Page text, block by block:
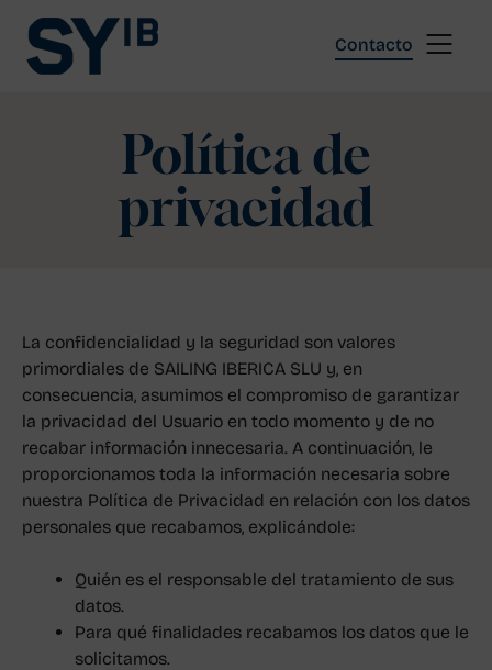
content
Contacto
Política de
privacidad
La confidencialidad y la seguridad son valores
primordiales de SAILING IBERICA SLU y, en
consecuencia, asumimos el compromiso de garantizar
la privacidad del Usuario en todo momento y de no
recabar información innecesaria. A continuación, le
proporcionamos toda la información necesaria sobre
nuestra Política de Privacidad en relación con los datos
personales que recabamos, explicándole:
Quién es el responsable del tratamiento de sus
datos.
Para qué finalidades recabamos los datos que le
solicitamos.